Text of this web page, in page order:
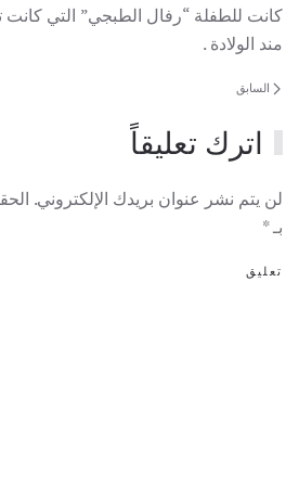
كانت للطفلة “رفال الطبجي” التي
مند الولادة .
السابق
اترك تعليقاً
لن يتم نشر عنوان بريدك الإلكتروني.
بـ*
تعليق